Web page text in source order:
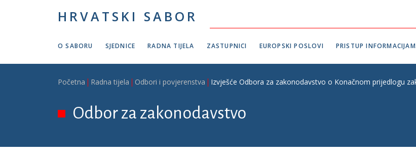
HRVATSKI SABOR
O SABORU SJEDNICE RADNA TIJELA ZASTUPNICI EUROPSKI POSLOVI PRISTUP
Breadcrumb
Početna Radna tijela Odbori i povjerenstva Izvješće Odbora za zakonodavstvo o Konačnom prijedlogu
Odbor za zakonodavstvo